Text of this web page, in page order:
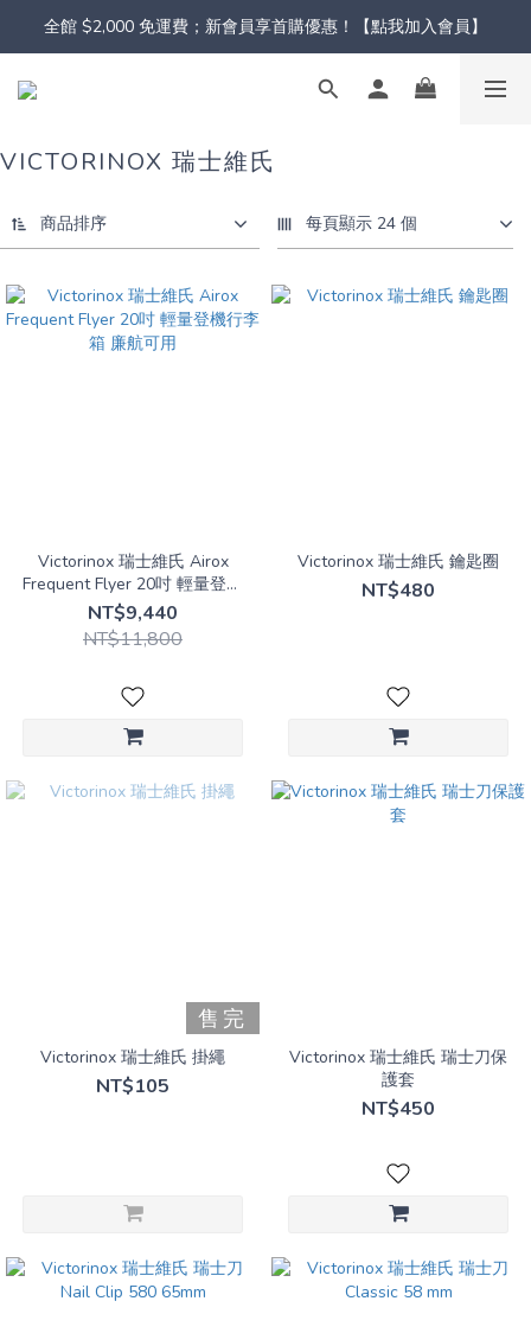
全館 $2,000 免運費；新會員享首購優惠！【點我加入會員】
VICTORINOX 瑞士維氏
商品排序 每頁顯示 24 個
Victorinox 瑞士維氏 Airox
Frequent Flyer 20吋 輕量登機
行李箱 廉航可用
NT$9,440
NT$11,800
Victorinox 瑞士維氏 鑰匙圈
NT$480
售完
Victorinox 瑞士維氏 掛繩
NT$105
Victorinox 瑞士維氏 瑞士刀保
護套
NT$450